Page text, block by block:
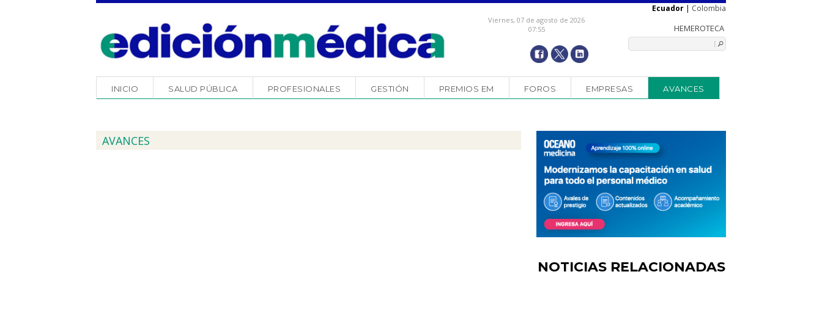
Viernes, 07 de agosto de 2026
07:55
Ecuador | Colombia
INICIO SALUD PÚBLICA PROFESIONALES GESTIÓN PREMIOS EM FOROS EMPRESAS AVANCES
NOTICIAS RELACIONADAS
AVANCES